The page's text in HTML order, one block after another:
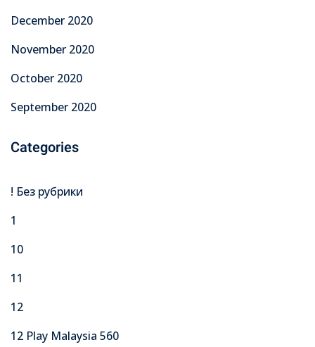
December 2020
November 2020
October 2020
September 2020
Categories
! Без рубрики
1
10
11
12
12 Play Malaysia 560